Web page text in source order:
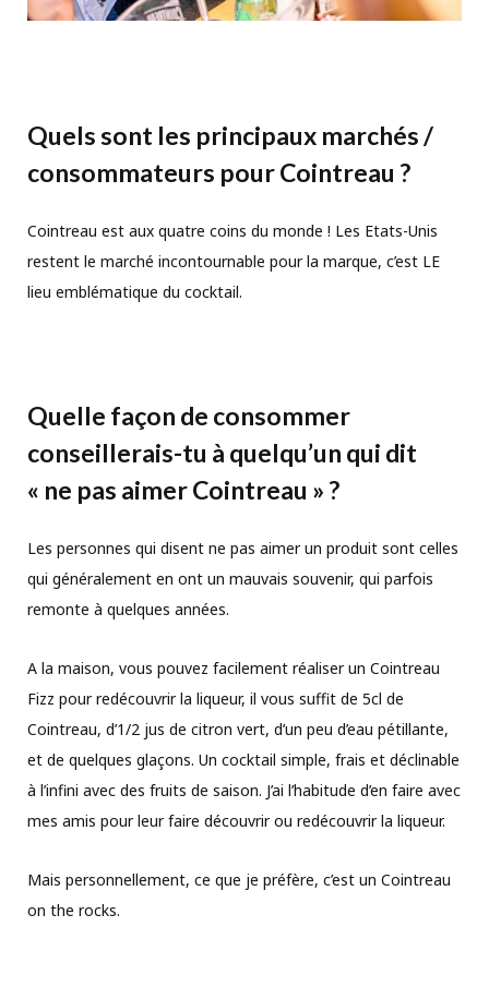
Quels sont les principaux marchés /
consommateurs pour Cointreau ?
Cointreau est aux quatre coins du monde ! Les Etats-Unis
restent le marché incontournable pour la marque, c’est LE
lieu emblématique du cocktail.
Quelle façon de consommer
conseillerais-tu à quelqu’un qui dit
« ne pas aimer Cointreau » ?
Les personnes qui disent ne pas aimer un produit sont celles
qui généralement en ont un mauvais souvenir, qui parfois
remonte à quelques années.
A la maison, vous pouvez facilement réaliser un Cointreau
Fizz pour redécouvrir la liqueur, il vous suffit de 5cl de
Cointreau, d’1/2 jus de citron vert, d’un peu d’eau pétillante,
et de quelques glaçons. Un cocktail simple, frais et déclinable
à l’infini avec des fruits de saison. J’ai l’habitude d’en faire avec
mes amis pour leur faire découvrir ou redécouvrir la liqueur.
Mais personnellement, ce que je préfère, c’est un Cointreau
on the rocks.